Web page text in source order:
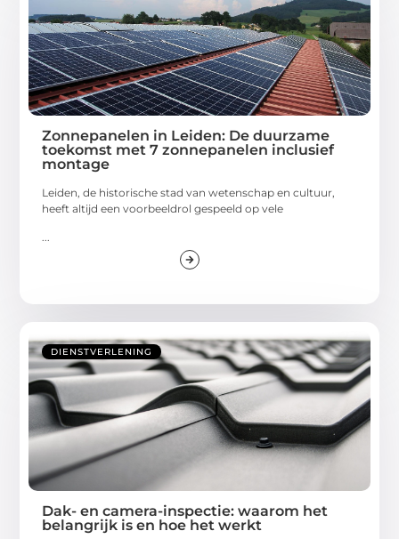
Zonnepanelen in Leiden: De duurzame
toekomst met 7 zonnepanelen inclusief
montage
Leiden, de historische stad van wetenschap en cultuur,
heeft altijd een voorbeeldrol gespeeld op vele
...
DIENSTVERLENING
Dak- en camera-inspectie: waarom het
belangrijk is en hoe het werkt